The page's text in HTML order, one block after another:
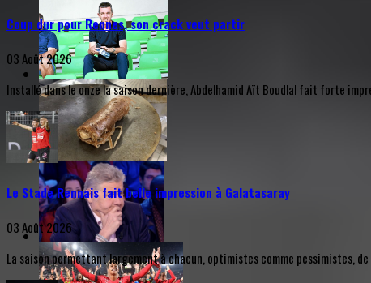
Coup dur pour Rennes, son crack veut partir
03 Août 2026
Installé dans le onze la saison dernière, Abdelhamid Aït Boudlal fait forte
Le Stade Rennais fait belle impression à Galatasaray
03 Août 2026
La saison permettant largement à chacun, optimistes comme pessimistes, de